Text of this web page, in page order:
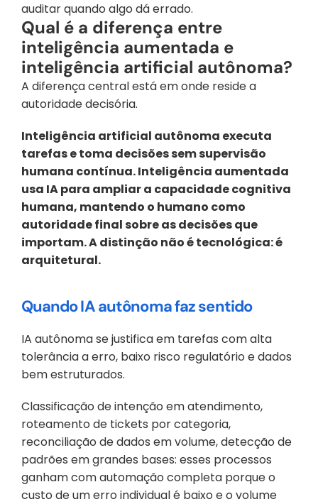
auditar quando algo dá errado.
Qual é a diferença entre
inteligência aumentada e
inteligência artificial autônoma?
A diferença central está em onde reside a
autoridade decisória.
Inteligência artificial autônoma executa
tarefas e toma decisões sem supervisão
humana contínua. Inteligência aumentada
usa IA para ampliar a capacidade cognitiva
humana, mantendo o humano como
autoridade final sobre as decisões que
importam. A distinção não é tecnológica: é
arquitetural.
Quando IA autônoma faz sentido
IA autônoma se justifica em tarefas com alta
tolerância a erro, baixo risco regulatório e dados
bem estruturados.
Classificação de intenção em atendimento,
roteamento de tickets por categoria,
reconciliação de dados em volume, detecção de
padrões em grandes bases: esses processos
ganham com automação completa porque o
custo de um erro individual é baixo e o volume